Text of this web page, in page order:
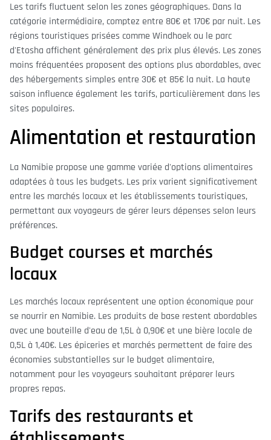
Les tarifs fluctuent selon les zones géographiques. Dans la
catégorie intermédiaire, comptez entre 80€ et 170€ par nuit. Les
régions touristiques prisées comme Windhoek ou le parc
d'Etosha affichent généralement des prix plus élevés. Les zones
moins fréquentées proposent des options plus abordables, avec
des hébergements simples entre 30€ et 85€ la nuit. La haute
saison influence également les tarifs, particulièrement dans les
sites populaires.
Alimentation et restauration
La Namibie propose une gamme variée d'options alimentaires
adaptées à tous les budgets. Les prix varient significativement
entre les marchés locaux et les établissements touristiques,
permettant aux voyageurs de gérer leurs dépenses selon leurs
préférences.
Budget courses et marchés
locaux
Les marchés locaux représentent une option économique pour
se nourrir en Namibie. Les produits de base restent abordables
avec une bouteille d'eau de 1,5L à 0,90€ et une bière locale de
0,5L à 1,40€. Les épiceries et marchés permettent de faire des
économies substantielles sur le budget alimentaire,
notamment pour les voyageurs souhaitant préparer leurs
propres repas.
Tarifs des restaurants et